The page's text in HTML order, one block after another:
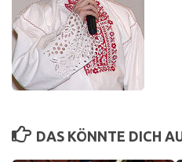
DAS KÖNNTE DICH